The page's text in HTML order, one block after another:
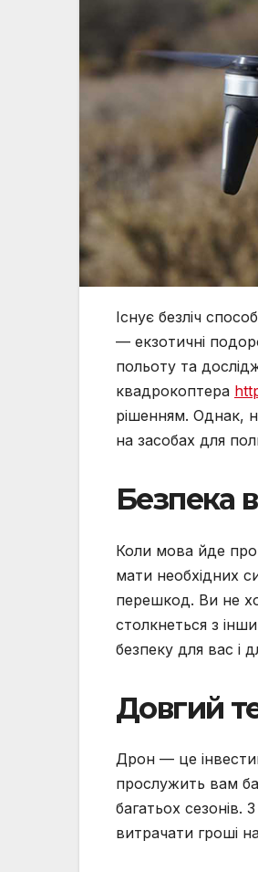
Існує безліч
— екзотичні
польоту та
квадрокоптера
рішенням. Однак,
на засобах для
Безпека
Коли мова йде
мати необхідних
перешкод. Ви не
столкнеться з
безпеку для вас і
Довгий
Дрон — це
прослужить вам
багатьох сезонів.
витрачати гроші